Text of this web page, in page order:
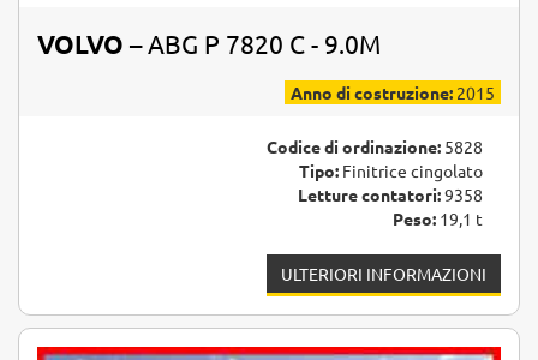
VOLVO – ABG P 7820 C - 9.0M
Anno di costruzione: 2015
Codice di ordinazione: 5828
Tipo: Finitrice cingolato
Letture contatori:9358
Peso: 19,1 t
ULTERIORI INFORMAZIONI